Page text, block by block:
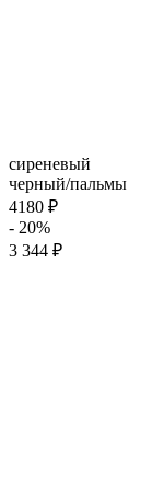
сиреневый
черный/пальмы
4180 ₽
- 20%
3 344 ₽